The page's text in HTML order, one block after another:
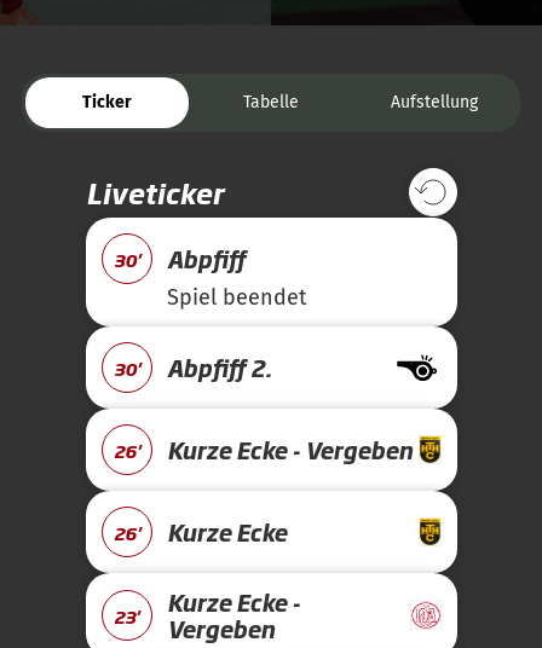
Ticker Tabelle Aufstellung
Liveticker
30' Abpfiff
Spiel beendet
30' Abpfiff 2.
26' Kurze Ecke - Vergeben
26' Kurze Ecke
23'
Kurze Ecke -
Vergeben